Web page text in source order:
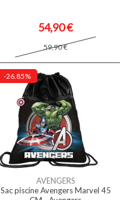
54,90 €
59,90 €
-26.85%
AVENGERS
Sac piscine Avengers Marvel 45